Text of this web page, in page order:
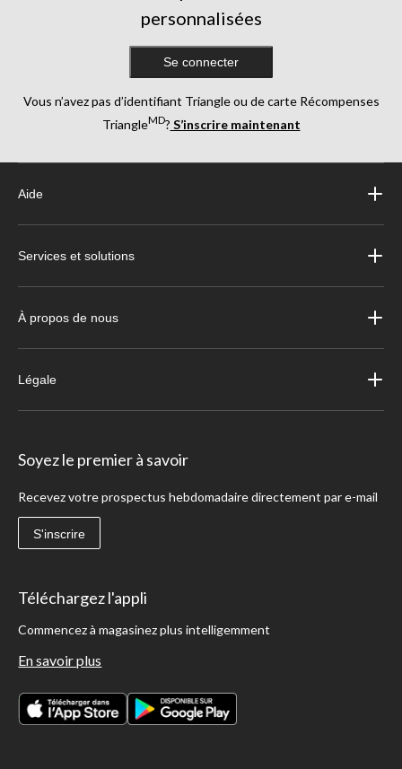
personnalisées
Se connecter
Vous n’avez pas d’identifiant Triangle ou de carte Récompenses
TriangleMD? S’inscrire maintenant
Aide
Services et solutions
À propos de nous
Légale
Soyez le premier à savoir
Recevez votre prospectus hebdomadaire directement par e-mail
S'inscrire
Téléchargez l'appli
Commencez à magasinez plus intelligemment
En savoir plus